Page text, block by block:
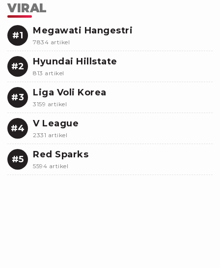
VIRAL
#1 Megawati Hangestri
7834 artikel
#2 Hyundai Hillstate
813 artikel
#3 Liga Voli Korea
3159 artikel
#4 V League
2331 artikel
#5 Red Sparks
5594 artikel